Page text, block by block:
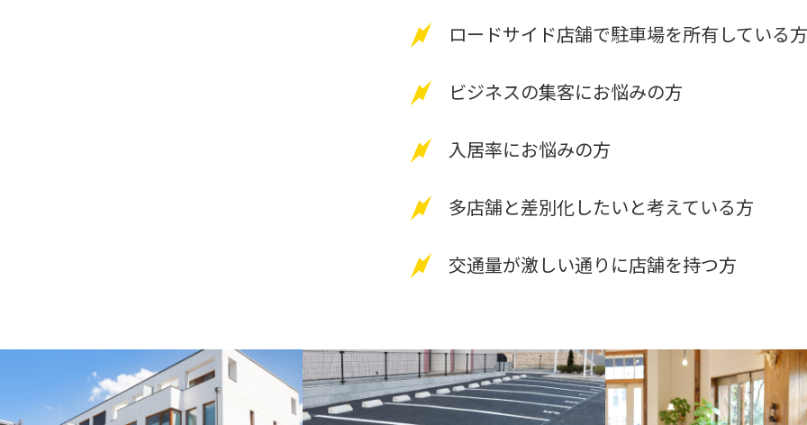
ロードサイド店舗で駐車場を所有している方
ビジネスの集客にお悩みの方
入居率にお悩みの方
多店舗と差別化したいと考えている方
交通量が激しい通りに店舗を持つ方